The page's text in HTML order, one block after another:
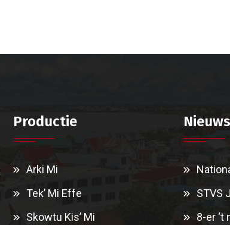
Productie
Arki Mi
Tek’ Mi Effe
Skowtu Kis’ Mi
Nieuws
STVS
8-er ‘t